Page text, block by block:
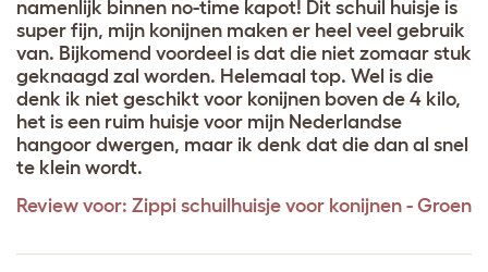
namenlijk binnen no-time kapot! Dit schuil huisje is
super fijn, mijn konijnen maken er heel veel gebruik
van. Bijkomend voordeel is dat die niet zomaar stuk
geknaagd zal worden. Helemaal top. Wel is die
denk ik niet geschikt voor konijnen boven de 4 kilo,
het is een ruim huisje voor mijn Nederlandse
hangoor dwergen, maar ik denk dat die dan al snel
te klein wordt.
Review voor: Zippi schuilhuisje voor konijnen - Groen